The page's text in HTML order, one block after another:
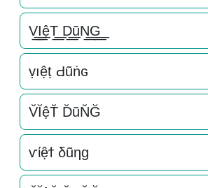
V͟͟I͟͟ệT͟͟ D͟͟ũN͟͟G͟͟
ṿıệṭ Ԁũṅɢ
V̆ĬệT̆ D̆ũN̆Ğ
ѵίệϯ δũηɡ